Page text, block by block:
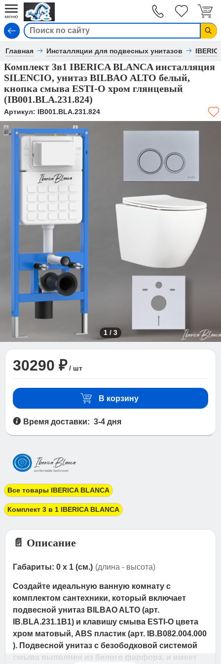
Главная Инсталляции для подвесных унитазов
Комплект 3в1 IBERICA BLANCA инсталляция
SILENCIO, унитаз BILBAO ALTO белый,
кнопка смыва ESTI-O хром глянцевый
(IB001.BLA.231.824)
Артикул: IB001.BLA.231.824
1 / 3
30290 ₽ / шт
В корзину
Время доставки: 3-4 дня
Все товары IBERICA BLANCA
Комплект 3 в 1 IBERICA BLANCA
📄 Описание
Габариты: 0 x 1 (см.) (длина - высота)
Создайте идеальную ванную комнату с
комплектом сантехники, который включает
подвесной унитаз BILBAO ALTO (арт.
IB.BLA.231.1B1) и клавишу смыва ESTI-O цвета
хром матовый, ABS пластик (арт. IB.B082.004.000
). Подвесной унитаз с безободковой системой
смыва выполнен из белого фарфора, и имеет